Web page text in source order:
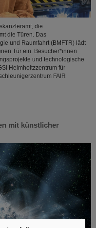
die
die Türen. Das
und Raumfahrt (BMFTR) lädt
Tür ein. Besucher*innen
und technologische
Helmholtzzentrum für
FAIR
mit künstlicher